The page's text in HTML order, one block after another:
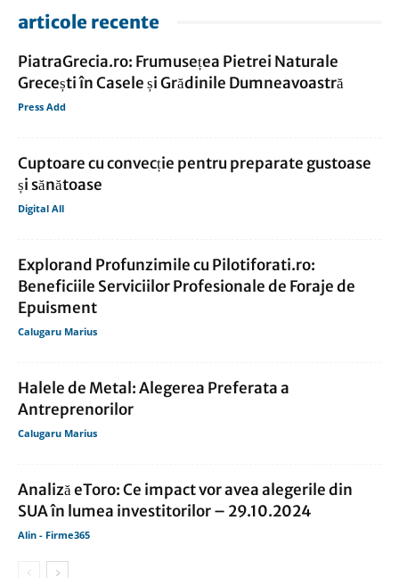
articole recente
PiatraGrecia.ro: Frumusețea Pietrei Naturale
Grecești în Casele și Grădinile Dumneavoastră
Press Add
Cuptoare cu convecție pentru preparate gustoase
și sănătoase
Digital All
Explorand Profunzimile cu Pilotiforati.ro:
Beneficiile Serviciilor Profesionale de Foraje de
Epuisment
Calugaru Marius
Halele de Metal: Alegerea Preferata a
Antreprenorilor
Calugaru Marius
Analiză eToro: Ce impact vor avea alegerile din
SUA în lumea investitorilor – 29.10.2024
Alin - Firme365